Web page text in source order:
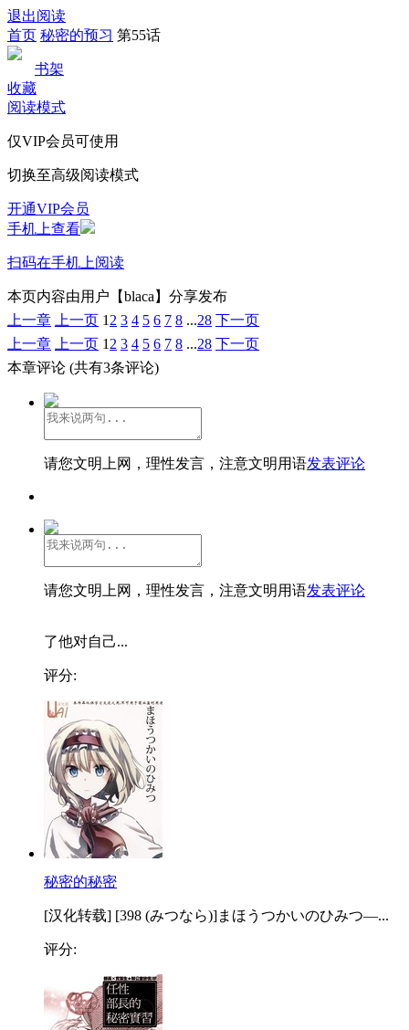
退出阅读
首页 秘密的预习 第55话
书架
收藏
阅读模式
仅VIP会员可使用
切换至高级阅读模式
开通VIP会员
手机上查看
扫码在手机上阅读
本页内容由用户【blaca】分享发布
上一章
上一页 1 2 3 4 5 6 7 8 ...28 下一页
上一章
上一页 1 2 3 4 5 6 7 8 ...28 下一页
本章评论 (共有3条评论)
请您文明上网，理性发言，注意文明用语发表评论
请您文明上网，理性发言，注意文明用语发表评论
了他对自己...
评分:
秘密的秘密
[汉化转载] [398 (みつなら)]まほうつかいのひみつ—...
评分: